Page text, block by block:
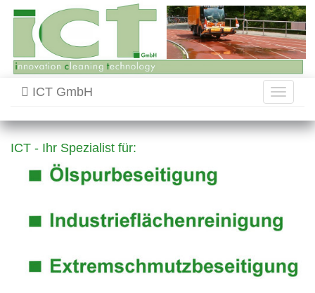
Toggle
ICT GmbH
ICT - Ihr Spezialist für: